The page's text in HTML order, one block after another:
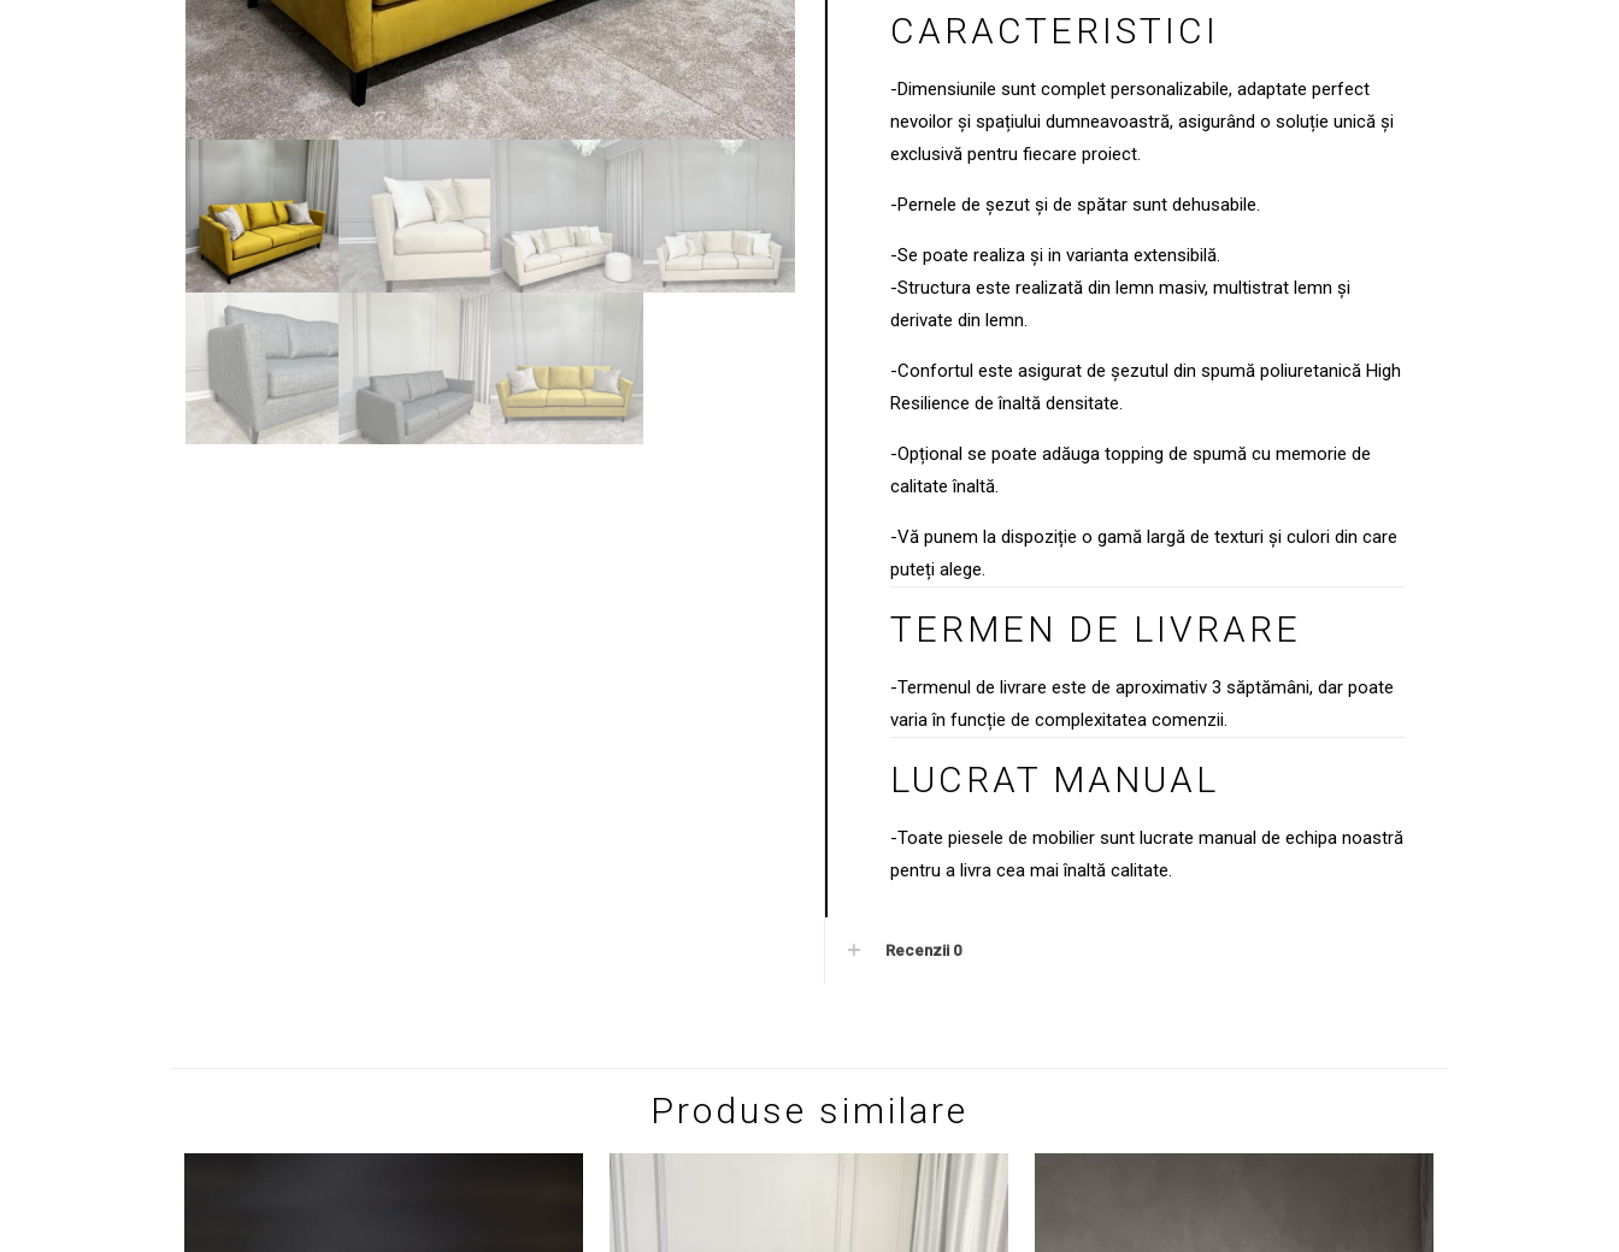
CARACTERISTICI
-Dimensiunile sunt complet personalizabile, adaptate perfect
nevoilor și spațiului dumneavoastră, asigurând o soluție unică și
exclusivă pentru fiecare proiect.
-Pernele de șezut și de spătar sunt dehusabile.
-Se poate realiza și in varianta extensibilă.
-Structura este realizată din lemn masiv, multistrat lemn și
derivate din lemn.
-Confortul este asigurat de șezutul din spumă poliuretanică High
Resilience de înaltă densitate.
-Opțional se poate adăuga topping de spumă cu memorie de
calitate înaltă.
-Vă punem la dispoziție o gamă largă de texturi și culori din care
puteți alege.
TERMEN DE LIVRARE
-Termenul de livrare este de aproximativ 3 săptămâni, dar poate
varia în funcție de complexitatea comenzii.
LUCRAT MANUAL
-Toate piesele de mobilier sunt lucrate manual de echipa noastră
pentru a livra cea mai înaltă calitate.
Recenzii 0
Produse similare